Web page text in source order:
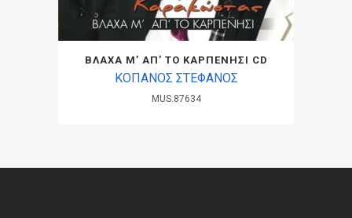
ΒΛΑΧΑ Μ’ ΑΠ’ ΤΟ ΚΑΡΠΕΝΗΣΙ CD
ΚΟΠΑΝΟΣ ΣΤΕΦΑΝΟΣ
MUS.87634